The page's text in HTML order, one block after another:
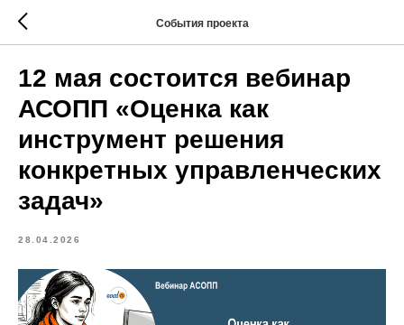
События проекта
12 мая состоится вебинар
АСОПП «Оценка как
инструмент решения
конкретных управленческих
задач»
28.04.2026